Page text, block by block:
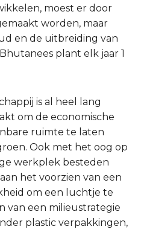
moest er door
worden, maar
en de uitbreiding van
plant elk jaar 1
is al heel lang
om de economische
ruimte te laten
Ook met het oog op
werkplek besteden
het voorzien van een
om een luchtje te
van een milieustrategie
plastic verpakkingen,